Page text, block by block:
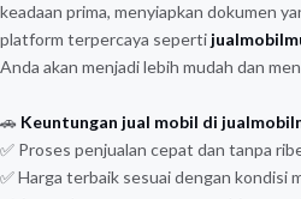
keadaan prima, menyiapkan dokumen
platform terpercaya seperti
Anda akan menjadi lebih mudah dan
🚗 Keuntungan jual mobil di
✅ Proses penjualan cepat dan tanpa
✅ Harga terbaik sesuai dengan kondisi